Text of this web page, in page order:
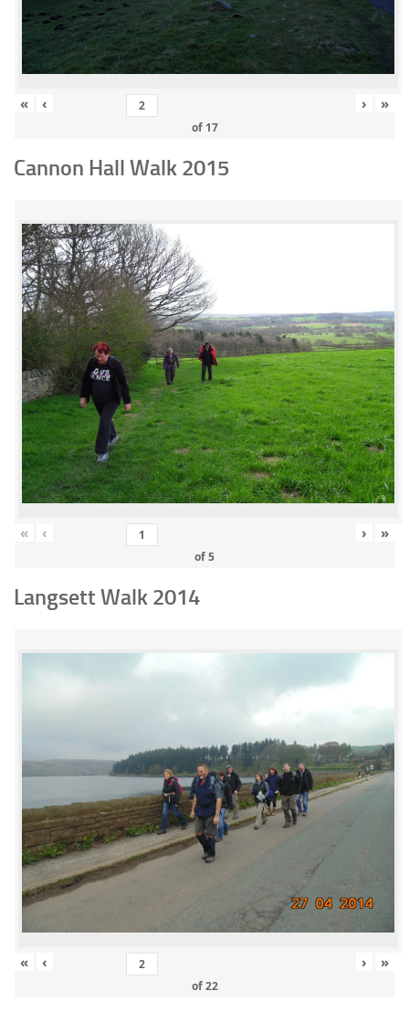
« ‹
of 17
› »
Cannon Hall Walk 2015
« ‹
of5
› »
Langsett Walk 2014
« ‹
of22
› »